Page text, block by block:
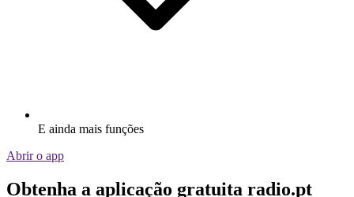
E ainda mais funções
Abrir o app
Obtenha a aplicação gratuita radio.pt